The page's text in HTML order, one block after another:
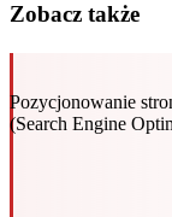
Zobacz także
Pozycjonowanie
(Search Engine